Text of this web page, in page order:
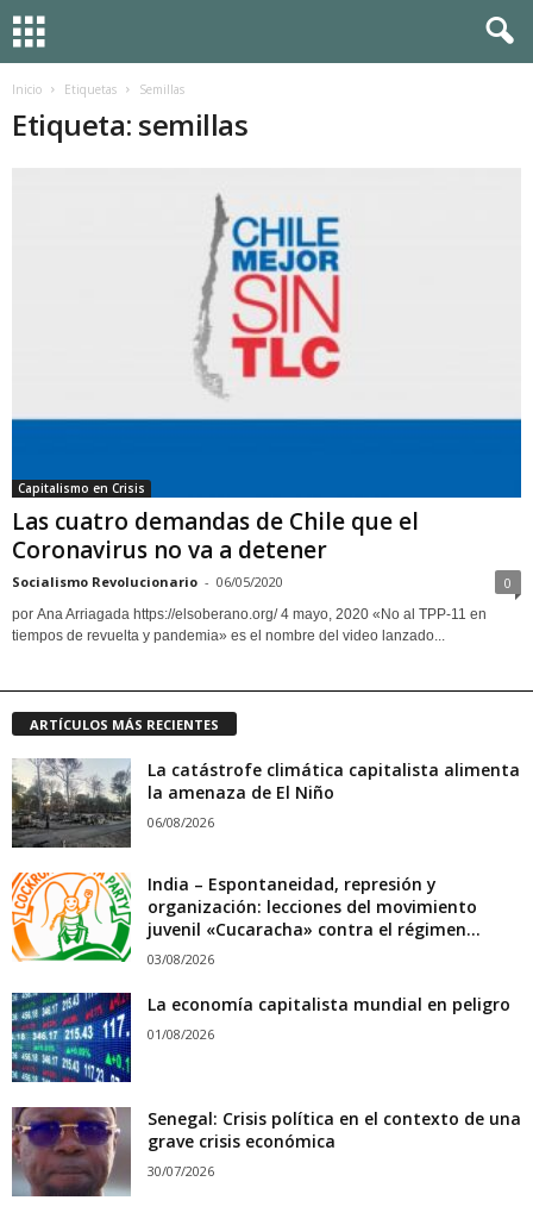
Inicio Etiquetas Semillas
Etiqueta: semillas
Capitalismo en Crisis
Las cuatro demandas de Chile que el
Coronavirus no va a detener
Socialismo Revolucionario - 06/05/2020 0
por Ana Arriagada https://elsoberano.org/ 4 mayo, 2020 «No al TPP-11 en
tiempos de revuelta y pandemia» es el nombre del video lanzado...
ARTÍCULOS MÁS RECIENTES
La catástrofe climática capitalista alimenta
la amenaza de El Niño
06/08/2026
India – Espontaneidad, represión y
organización: lecciones del movimiento
juvenil «Cucaracha» contra el régimen...
03/08/2026
La economía capitalista mundial en peligro
01/08/2026
Senegal: Crisis política en el contexto de una
grave crisis económica
30/07/2026